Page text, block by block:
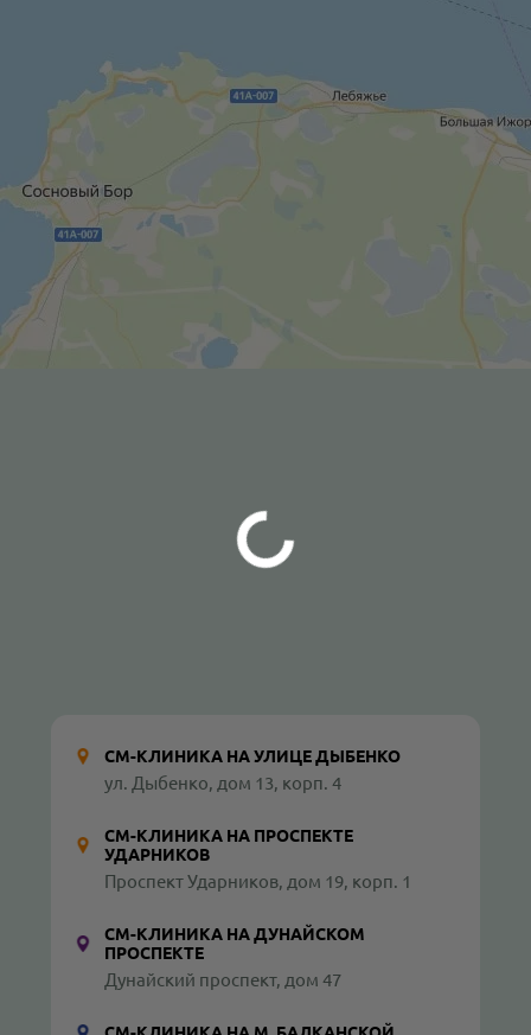
СМ-КЛИНИКА НА УЛИЦЕ ДЫБЕНКО
ул. Дыбенко, дом 13, корп. 4
СМ-КЛИНИКА НА ПРОСПЕКТЕ
УДАРНИКОВ
Проспект Ударников, дом 19, корп. 1
СМ-КЛИНИКА НА ДУНАЙСКОМ
ПРОСПЕКТЕ
Дунайский проспект, дом 47